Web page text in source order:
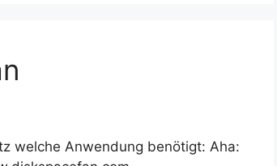
welche Anwendung benötigt: Aha: